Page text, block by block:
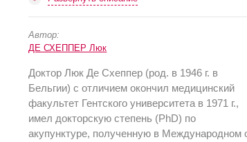
Автор:
ДЕ СХЕППЕР Люк
Доктор Люк Де Схеппер (род. в 1946 г. в
Бельгии) с отличием окончил медицинский
факультет Гентского университета в 1971 г.,
имел докторскую степень (PhD) по
акупунктуре, полученную в Международном